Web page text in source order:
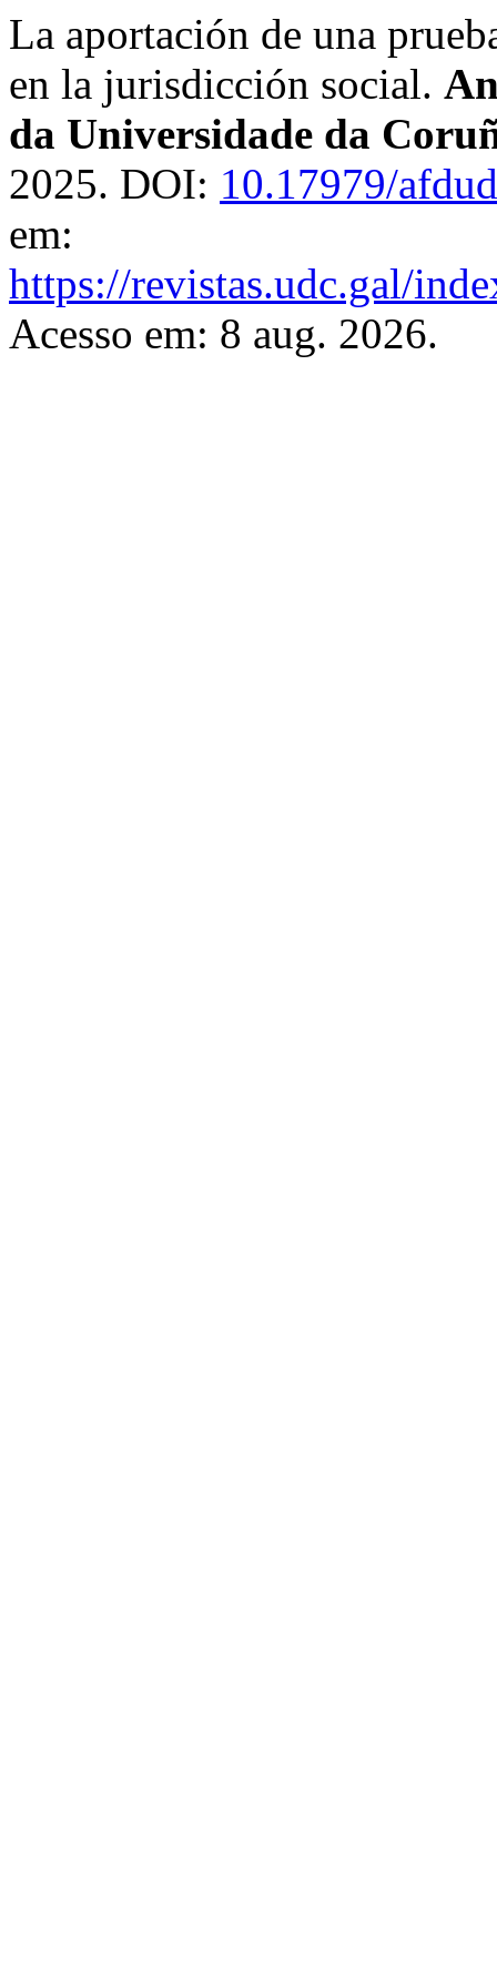
La aportación de una
en la jurisdicción social.
da Universidade da
2025. DOI: 10.17979/
em:
https://revistas.udc.gal/
Acesso em: 8 aug. 2026.